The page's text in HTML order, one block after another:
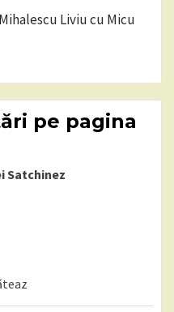
Liviu cu Micu
pe pagina
Satchinez